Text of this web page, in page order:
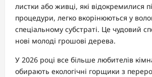
листки або живці, які відокремилися
процедури, легко вкорінюються у
спеціальному субстраті. Це чудовий
нові молоді грошові дерева.
У 2026 році все більше любителів
обирають екологічні горщики з